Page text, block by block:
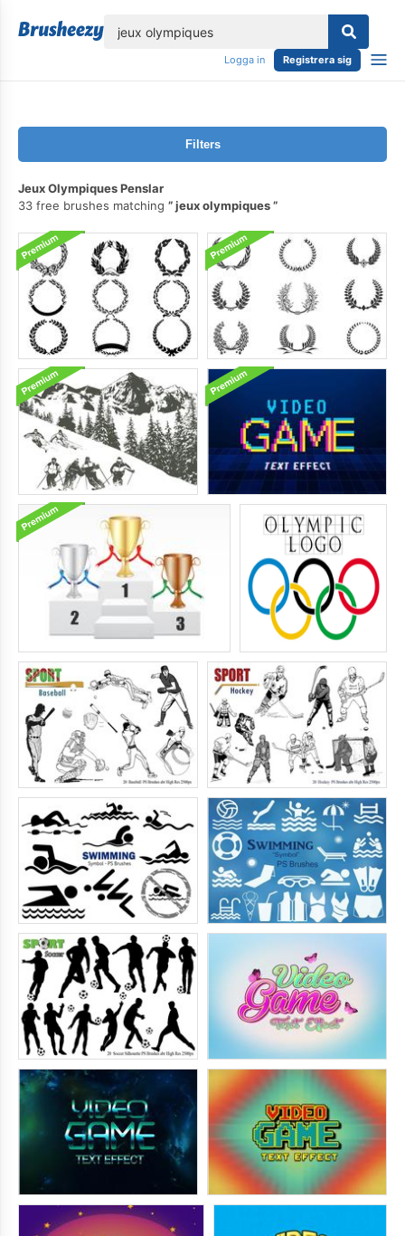
Logga in Registrera sig
Filters
Jeux Olympiques Penslar
33 free brushes matching
jeux olympiques